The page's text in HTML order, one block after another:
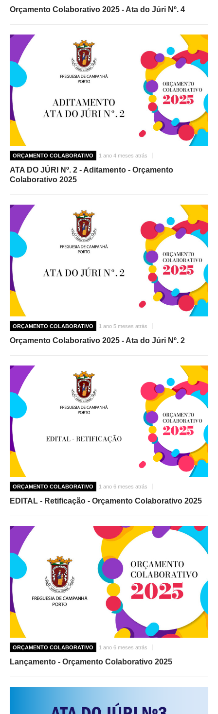
Orçamento Colaborativo 2025 - Ata do Júri Nº. 4
ORÇAMENTO COLABORATIVO 1 ano 4 meses atrás
ATA DO JÚRI Nº. 2 - Aditamento - Orçamento
Colaborativo 2025
ORÇAMENTO COLABORATIVO 1 ano 5 meses atrás
Orçamento Colaborativo 2025 - Ata do Júri Nº. 2
ORÇAMENTO COLABORATIVO 1 ano 6 meses atrás
EDITAL - Retificação - Orçamento Colaborativo 2025
ORÇAMENTO COLABORATIVO 1 ano 6 meses atrás
Lançamento - Orçamento Colaborativo 2025